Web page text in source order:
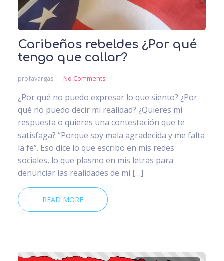
Caribeños rebeldes ¿Por qué
tengo que callar?
profavargas No Comments
¿Por qué no puedo expresar lo que siento? ¿Por
qué no puedo decir mi realidad? ¿Quieres mi
respuesta o quieres una contestación que te
satisfaga? “Porque soy mala agradecida y me falta
la fe”. Eso dice lo que escribo en mis redes
sociales, lo que plasmo en mis letras para
denunciar las realidades de mi […]
READ MORE